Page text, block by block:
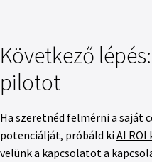
Következő
pilotot
Ha szeretnéd felmérni a saját
potenciálját, próbáld kiAI
velünk a kapcsolatot a